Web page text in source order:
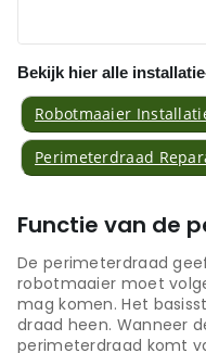
Bekijk hier alle
Robotmaaier
Perimeterdraad
Functie van de
De perimeterdraad
robotmaaier moet
mag komen. Het
draad heen. Wanneer
perimeterdraad komt